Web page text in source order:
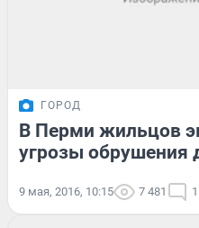
ГОРОД
В Перми жильцов
угрозы обрушения
9 мая, 2016, 10:15 7 481